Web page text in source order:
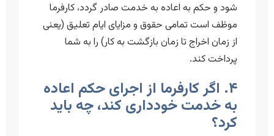
شود و حکم به اعاده به خدمت صادر گردد، کارفرما
موظف است تمامی حقوق و مزایای ایام تعلیق (یعنی
از زمان اخراج تا زمان بازگشت به کار) را به شما
پرداخت کند.
۴. اگر کارفرما از اجرای حکم اعاده
به خدمت خودداری کند، چه باید
کرد؟